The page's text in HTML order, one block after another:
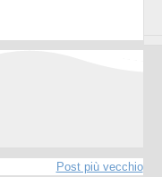
Post più vecchio